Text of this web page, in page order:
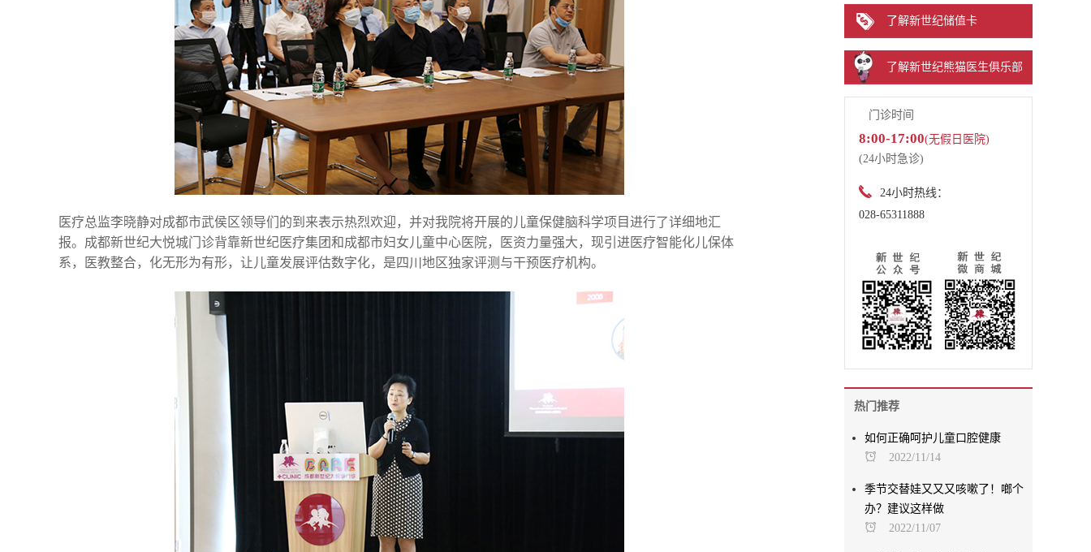
医疗总监李晓静对成都市武侯区领导们的到来表示热烈欢迎，并对我院将开展的儿童保健脑科学项目进行了详细地汇
报。成都新世纪大悦城门诊背靠新世纪医疗集团和成都市妇女儿童中心医院，医资力量强大，现引进医疗智能化儿保体
系，医教整合，化无形为有形，让儿童发展评估数字化，是四川地区独家评测与干预医疗机构。
了解新世纪储值卡
了解新世纪熊猫医生俱乐部
门诊时间
8:00-17:00(无假日医院)
(24小时急诊)
24小时热线：
028-65311888
热门推荐
如何正确呵护儿童口腔健康
2022/11/14
季节交替娃又又又咳嗽了！啷个
办？建议这样做
2022/11/07